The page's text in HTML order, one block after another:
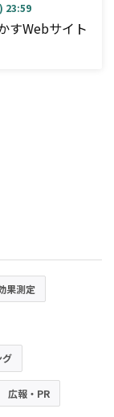
23:59
すWebサイト
果測定
グ
広報・PR